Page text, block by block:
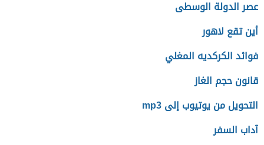
عصر الدولة الوسطى
أين تقع لاهور
فوائد الكركديه المغلي
قانون حجم الغاز
التحويل من يوتيوب إلى mp3
آداب السفر